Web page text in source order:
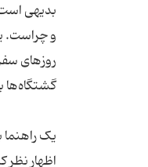
بدیهی است
و چراست.
روزهای
یک راهنما